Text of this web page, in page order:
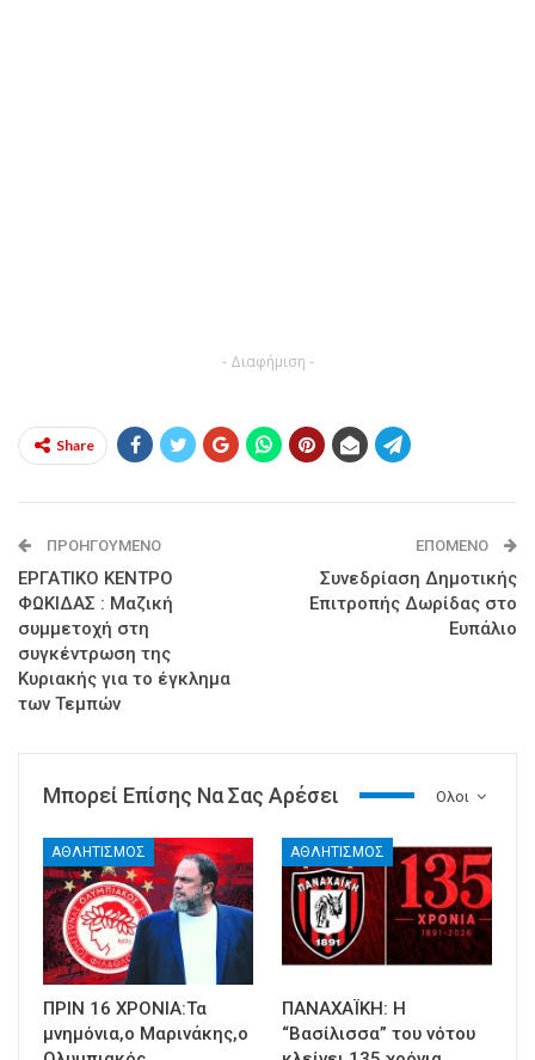
- Διαφήμιση -
Share
ΠΡΟΗΓΟΎΜΕΝΟ
ΕΡΓΑΤΙΚΟ ΚΕΝΤΡΟ
ΦΩΚΙΔΑΣ : Μαζική
συμμετοχή στη
συγκέντρωση της
Κυριακής για το έγκλημα
των Τεμπών
ΕΠΌΜΕΝΟ
Συνεδρίαση Δημοτικής
Επιτροπής Δωρίδας στο
Ευπάλιο
Ολοι
Μπορεί Επίσης Να Σας Αρέσει
ΑΘΛΗΤΙΣΜΟΣ
ΠΡΙΝ 16 ΧΡΟΝΙΑ:Τα
μνημόνια,ο Μαρινάκης,ο
ΑΘΛΗΤΙΣΜΟΣ
ΠΑΝΑΧΑΪΚΗ: Η
“Βασίλισσα” του νότου